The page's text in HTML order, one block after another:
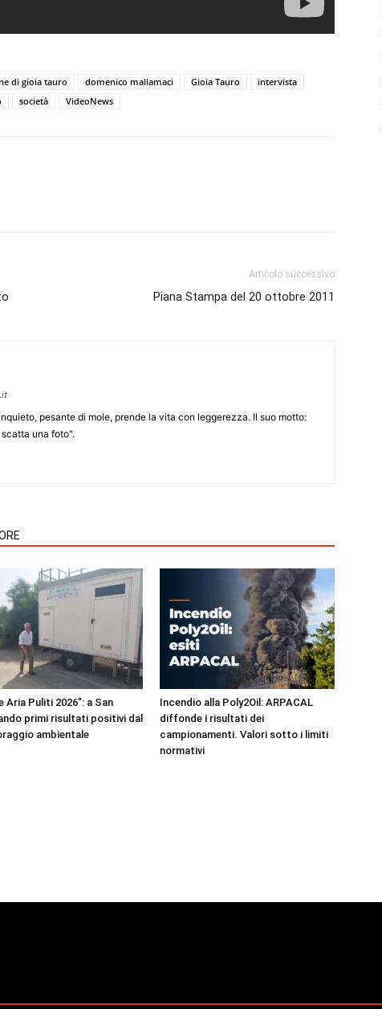
di gioia tauro domenico mallamaci Gioia Tauro
intervista
società VideoNews
Articolo successivo
Piana Stampa del 20 ottobre 2011
pesante di mole, prende la vita con leggerezza. Il suo motto:
una foto".
Aria Puliti 2026”: a San
primi risultati positivi dal
ambientale
Incendio alla Poly2Oil: ARPACAL
diffonde i risultati dei
campionamenti. Valori sotto i limiti
normativi